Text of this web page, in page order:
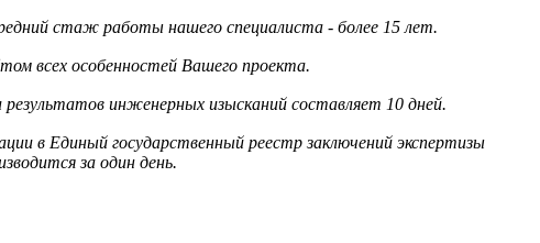
стаж работы нашего специалиста - более 15 лет.
всех особенностей Вашего проекта.
инженерных изысканий составляет 10 дней.
в Единый государственный реестр заключений экспертизы
за один день.